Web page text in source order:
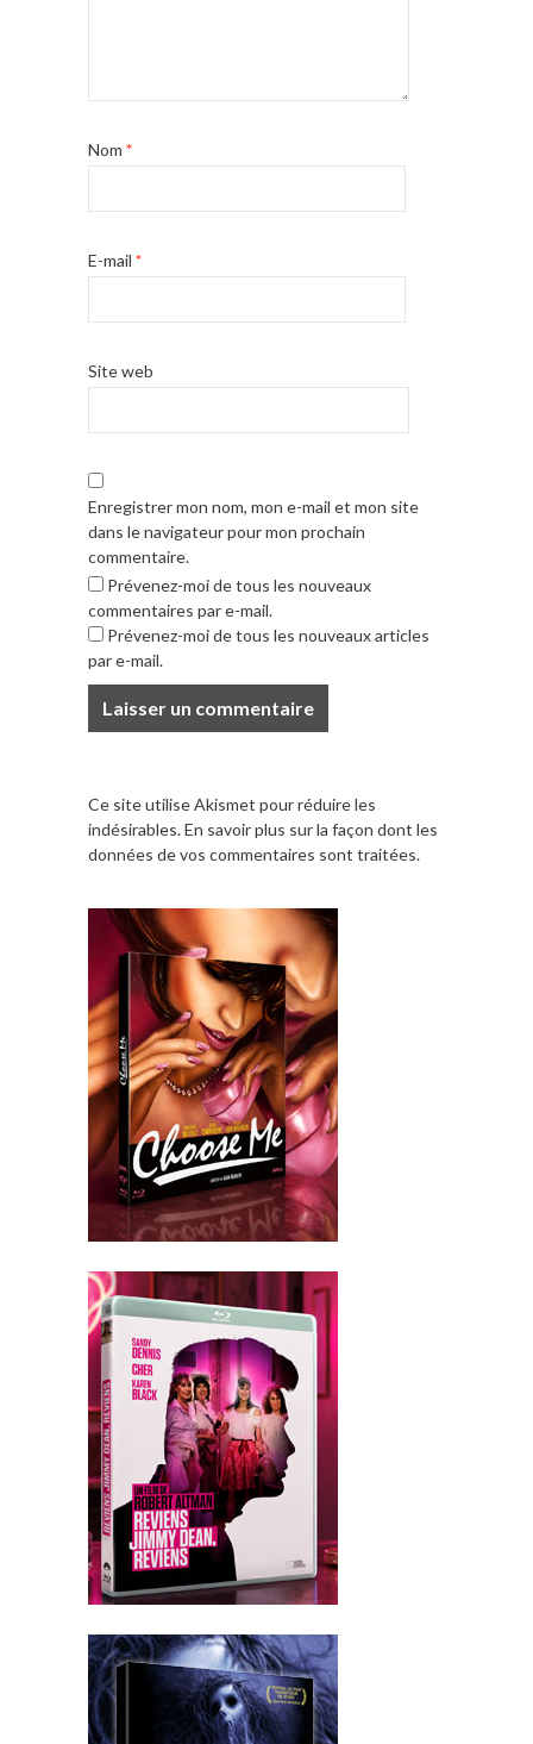
Nom *
E-mail *
Site web
Enregistrer mon nom, mon e-mail et mon site
dans le navigateur pour mon prochain
commentaire.
Prévenez-moi de tous les nouveaux
commentaires par e-mail.
Prévenez-moi de tous les nouveaux articles
par e-mail.
Ce site utilise Akismet pour réduire les
indésirables.En savoir plus sur la façon dont les
données de vos commentaires sont traitées.